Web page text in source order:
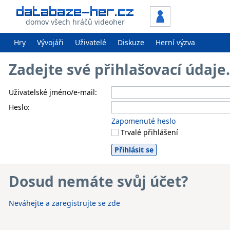
domov všech hráčů videoher
Hry Vývojáři Uživatelé Diskuze Herní výzva
Zadejte své přihlašovací
Uživatelské jméno/e-mail:
Heslo:
Zapomenuté heslo
Trvalé přihlášení
Dosud nemáte svůj účet?
Neváhejte a zaregistrujte se zde